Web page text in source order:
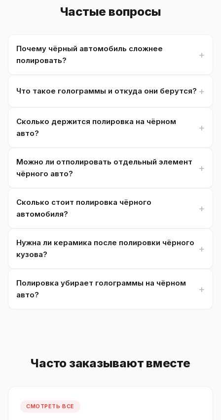
Частые вопросы
Почему чёрный автомобиль сложнее
полировать?
Что такое голограммы и откуда они берутся?
Сколько держится полировка на чёрном
авто?
Можно ли отполировать отдельный элемент
чёрного авто?
Сколько стоит полировка чёрного
автомобиля?
Нужна ли керамика после полировки чёрного
кузова?
Полировка убирает голограммы на чёрном
авто?
Часто заказывают вместе
СМОТРЕТЬ ВСЕ